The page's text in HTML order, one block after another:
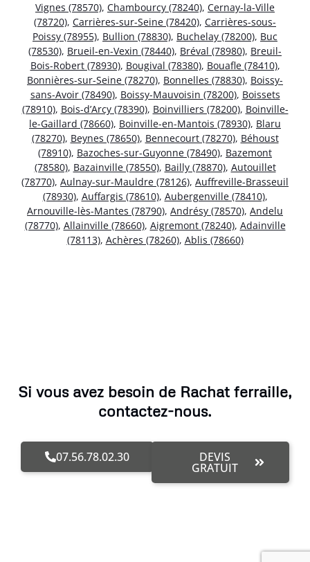
Vignes (78570), Chambourcy (78240), Cernay-la-Ville
(78720), Carrières-sur-Seine (78420), Carrières-sous-
Poissy (78955), Bullion (78830), Buchelay (78200), Buc
(78530), Brueil-en-Vexin (78440), Bréval (78980), Breuil-
Bois-Robert (78930), Bougival (78380), Bouafle (78410),
Bonnières-sur-Seine (78270), Bonnelles (78830), Boissy-
sans-Avoir (78490), Boissy-Mauvoisin (78200), Boissets
(78910), Bois-d’Arcy (78390), Boinvilliers (78200), Boinville-
le-Gaillard (78660), Boinville-en-Mantois (78930), Blaru
(78270), Beynes (78650), Bennecourt (78270), Béhoust
(78910), Bazoches-sur-Guyonne (78490), Bazemont
(78580), Bazainville (78550), Bailly (78870), Autouillet
(78770), Aulnay-sur-Mauldre (78126), Auffreville-Brasseuil
(78930), Auffargis (78610), Aubergenville (78410),
Arnouville-lès-Mantes (78790), Andrésy (78570), Andelu
(78770), Allainville (78660), Aigremont (78240), Adainville
(78113), Achères (78260), Ablis (78660)
Si vous avez besoin de Rachat ferraille,
contactez-nous.
07.56.78.02.30 DEVIS
GRATUIT